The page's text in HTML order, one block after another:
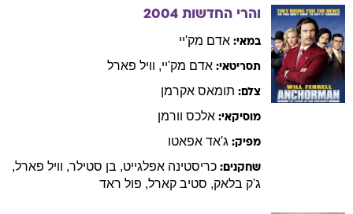
והרי החדשות 2004
במאי: אדם מק'יי
תסריטאי: אדם מק'יי, וויל פארל
צלם: תומאס אקרמן
מוסיקאי: אלכס וורמן
מפיק: ג'אד אפאטו
שחקנים: כריסטינה אפלגייט, בן סטילר, וויל פארל,
ג'ק בלאק, סטיב קארל, פול ראד